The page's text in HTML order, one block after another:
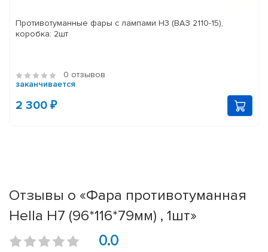
Противотуманные фары с лампами H3 (ВАЗ 2110-15),
коробка: 2шт
0 отзывов
заканчивается
2 300 ₽
Отзывы о «Фара противотуманная
Hella H7 (96*116*79мм) , 1шт»
0.0